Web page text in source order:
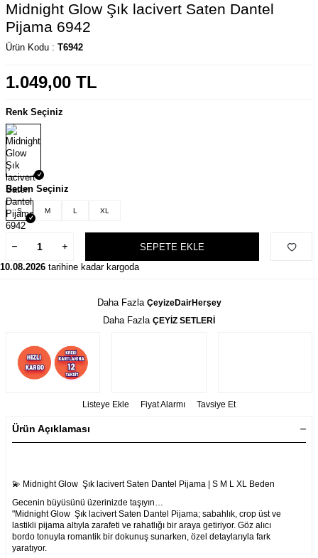
Midnight Glow Şık lacivert Saten Dantel
Pijama 6942
Ürün Kodu : T6942
1.049,00 TL
Renk Seçiniz
Beden Seçiniz
S M L XL
SEPETE EKLE
10.08.2026 tarihine kadar kargoda
Daha Fazla ÇeyizeDairHerşey
Daha Fazla ÇEYİZ SETLERİ
Listeye Ekle Fiyat Alarmı Tavsiye Et
Ürün Açıklaması
💫 Midnight Glow Şık lacivert Saten Dantel Pijama | S M L XL Beden
Gecenin büyüsünü üzerinizde taşıyın…
"Midnight Glow Şık lacivert Saten Dantel Pijama; sabahlık, crop üst ve
lastikli pijama altıyla zarafeti ve rahatlığı bir araya getiriyor. Göz alıcı
bordo tonuyla romantik bir dokunuş sunarken, özel detaylarıyla fark
yaratıyor.